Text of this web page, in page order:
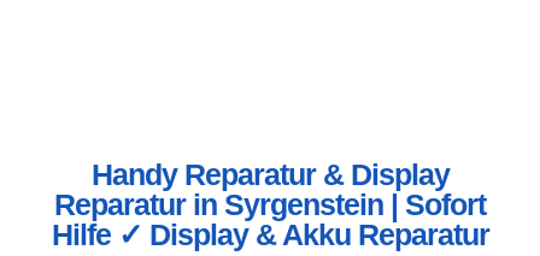
Handy Reparatur & Display
Reparatur in Syrgenstein | Sofort
Hilfe ✓ Display & Akku Reparatur